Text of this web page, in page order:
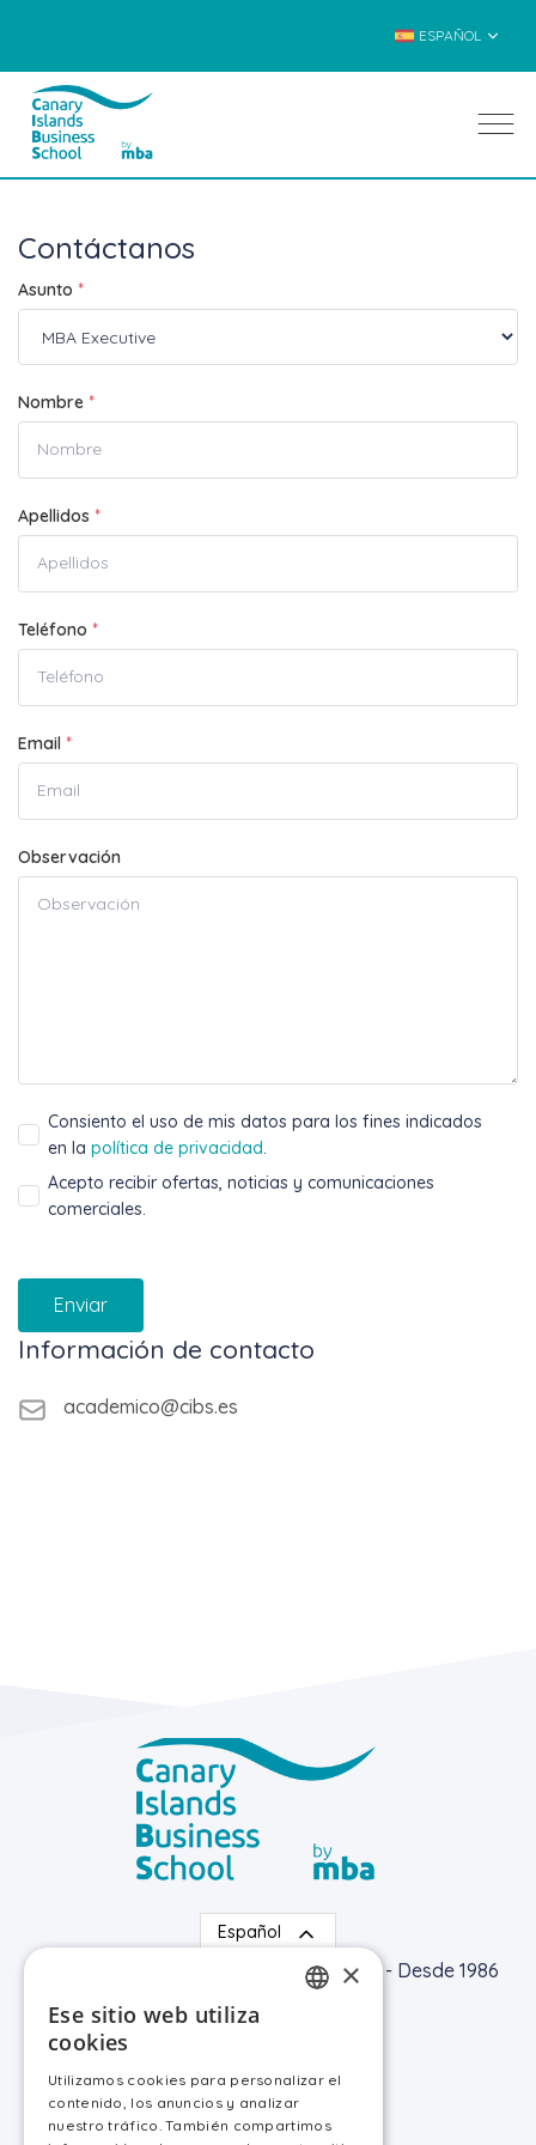
ESPAÑOL
Contáctanos
Asunto *
Nombre *
Apellidos *
Teléfono *
Email *
Observación
Consiento el uso de mis datos para los fines indicados
en la política de privacidad.
Acepto recibir ofertas, noticias y comunicaciones
comerciales.
Enviar
Información de contacto
academico@cibs.es
Español
Canary Islands Busines School by MBA - Desde 1986
Política de privacidad
Aviso legal
×
Ese sitio web utiliza
cookies
Utilizamos cookies para personalizar el
contenido, los anuncios y analizar
nuestro tráfico. También compartimos